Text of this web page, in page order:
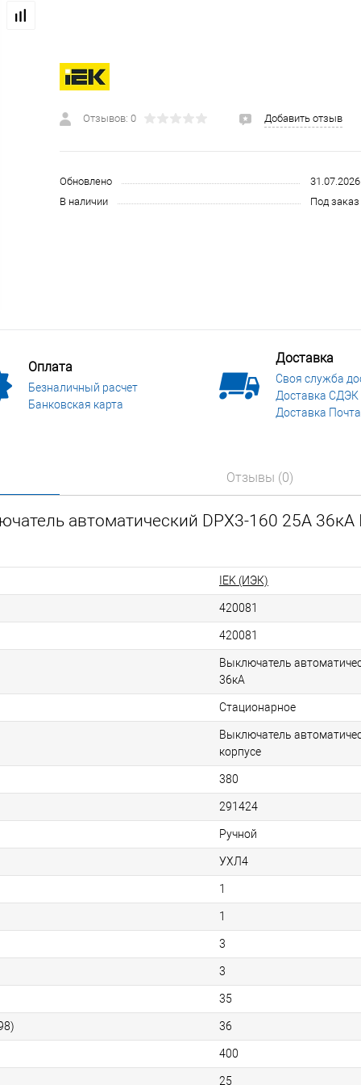
СИЗ
Отзывов: 0 Добавить отзыв
Обновлено
В наличии
Под заказ
Оплата
Безналичный расчет
Банковская карта
Доставка
Своя служба
Доставка СДЭК
Доставка
Отзывы (0)
автоматический DPX3-160 25А
IEK (ИЭК)
420081
420081
Выключатель
36кА
Стационарное
Выключатель
корпусе
380
291424
Ручной
УХЛ4
1
1
3
3
35
36
400
25